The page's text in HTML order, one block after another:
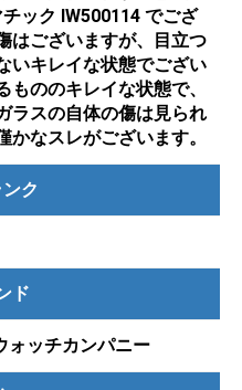
ック IW500114 でござ
はございますが、目立つ
いキレイな状態でござい
もののキレイな状態で、
ラスの自体の傷は見られ
かなスレがございます。
ク
ド
ッチカンパニー